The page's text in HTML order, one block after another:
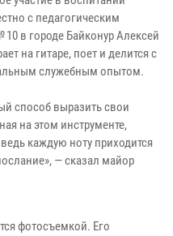
с педагогическим
в городе Байконур Алексей
на гитаре, поет и делится с
служебным опытом.
способ выразить свои
на этом инструменте,
каждую ноту приходится
— сказал майор
фотосъемкой. Его